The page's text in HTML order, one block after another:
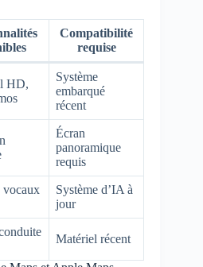
Compatibilité
requise
HD,
Système
embarqué
récent
Écran
panoramique
requis
vocaux
Système d’IA à
jour
Matériel récent